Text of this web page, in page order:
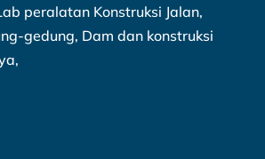
peralatan Konstruksi Jalan,
gedung, Dam dan konstruksi